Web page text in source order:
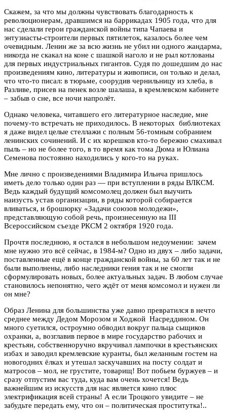
Скажем, за что мы должны чувствовать благодарность к
революционерам, дравшимся на баррикадах 1905 года, что для
нас сделали герои гражданской войны типа Чапаева и
энтузиасты-строители первых пятилеток, казалось более чем
очевидным. Ленин же за всю жизнь не убил ни одного жандарма,
никогда не скакал на коне с шашкой наголо и не рыл котлованы
для первых индустриальных гигантов. Судя по дошедшим до нас
произведениям кино, литературы и живописи, он только и делал,
что что-то писал: в тюрьме, соорудив чернильницу из хлеба, в
Разливе, присев на пенек возле шалаша, в кремлевском кабинете
– забыв о сне, все ночи напролёт.
Однако человека, читавшего его литературное наследие, мне
почему-то встречать не приходилось. В некоторых библиотеках
я даже видел целые стеллажи с полным 56-томным собранием
ленинских сочинений. И с их корешков кто-то бережно смахивал
пыль – но не более того, в то время как тома Дюма и Юлиана
Семенова постоянно находились у кого-то на руках.
Мне лично с произведениями Владимира Ильича пришлось
иметь дело только один раз — при вступлении в ряды ВЛКСМ.
Ведь каждый будущий комсомолец должен был выучить
наизусть устав организации, в ряды которой собирается
вливаться, и брошюрку «Задачи союзов молодежи»,
представляющую собой речь, произнесенную на III
Всероссийском съезде РКСМ 2 октября 1920 года.
Прочтя последнюю, я остался в небольшом недоумении: зачем
мне нужно это всё сейчас, в 1984-м? Одно из двух – либо задачи,
поставленные ещё в конце гражданской войны, за 60 лет так и не
были выполнены, либо наследники гения так и не смогли
сформулировать новых, более актуальных задач. В любом случае
становилось непонятно, чего ждёт от меня комсомол и нужен ли
он мне?
Образ Ленина для большинства уже давно превратился в нечто
среднее между Дедом Морозом и Ходжой Насреддином. Он
много суетился, остроумно обводил вокруг пальца сыщиков
охранки, а, возглавив первое в мире государство рабочих и
крестьян, собственноручно вкручивал лампочки в крестьянских
избах и заводил кремлевские куранты, был желанным гостем на
новогодних ёлках и утешал заскучавших на посту солдат и
матросов – мол, не грустите, товарищ! Вот побьем буржуев – и
сразу отпустим вас туда, куда вам очень хочется! Ведь
важнейшим из искусств для нас является кино плюс
электрификация всей страны! А если Троцкого увидите – не
забудьте передать ему, что он – политическая проститутка!..